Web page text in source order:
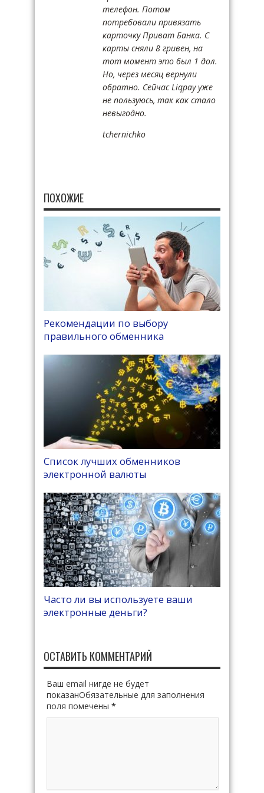
телефон. Потом
потребовали привязать
карточку Приват Банка. С
карты сняли 8 гривен, на
тот момент это был 1 дол.
Но, через месяц вернули
обратно. Сейчас Liqpay уже
не пользуюсь, так как стало
невыгодно.
tchernichko
ПОХОЖИЕ
Рекомендации по выбору
правильного обменника
Список лучших обменников
электронной валюты
Часто ли вы используете ваши
электронные деньги?
ОСТАВИТЬ КОММЕНТАРИЙ
Ваш email нигде не будет
показанОбязательные для заполнения
поля помечены *